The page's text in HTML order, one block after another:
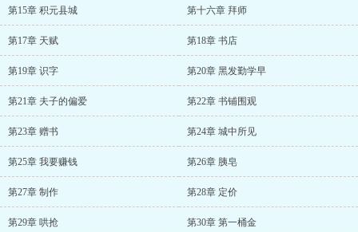
第15章 积元县城 第十六章 拜师
第17章 天赋 第18章 书店
第19章 识字 第20章 黑发勤学早
第21章 夫子的偏爱 第22章 书铺围观
第23章 赠书 第24章 城中所见
第25章 我要赚钱 第26章 胰皂
第27章 制作 第28章 定价
第29章 哄抢 第30章 第一桶金